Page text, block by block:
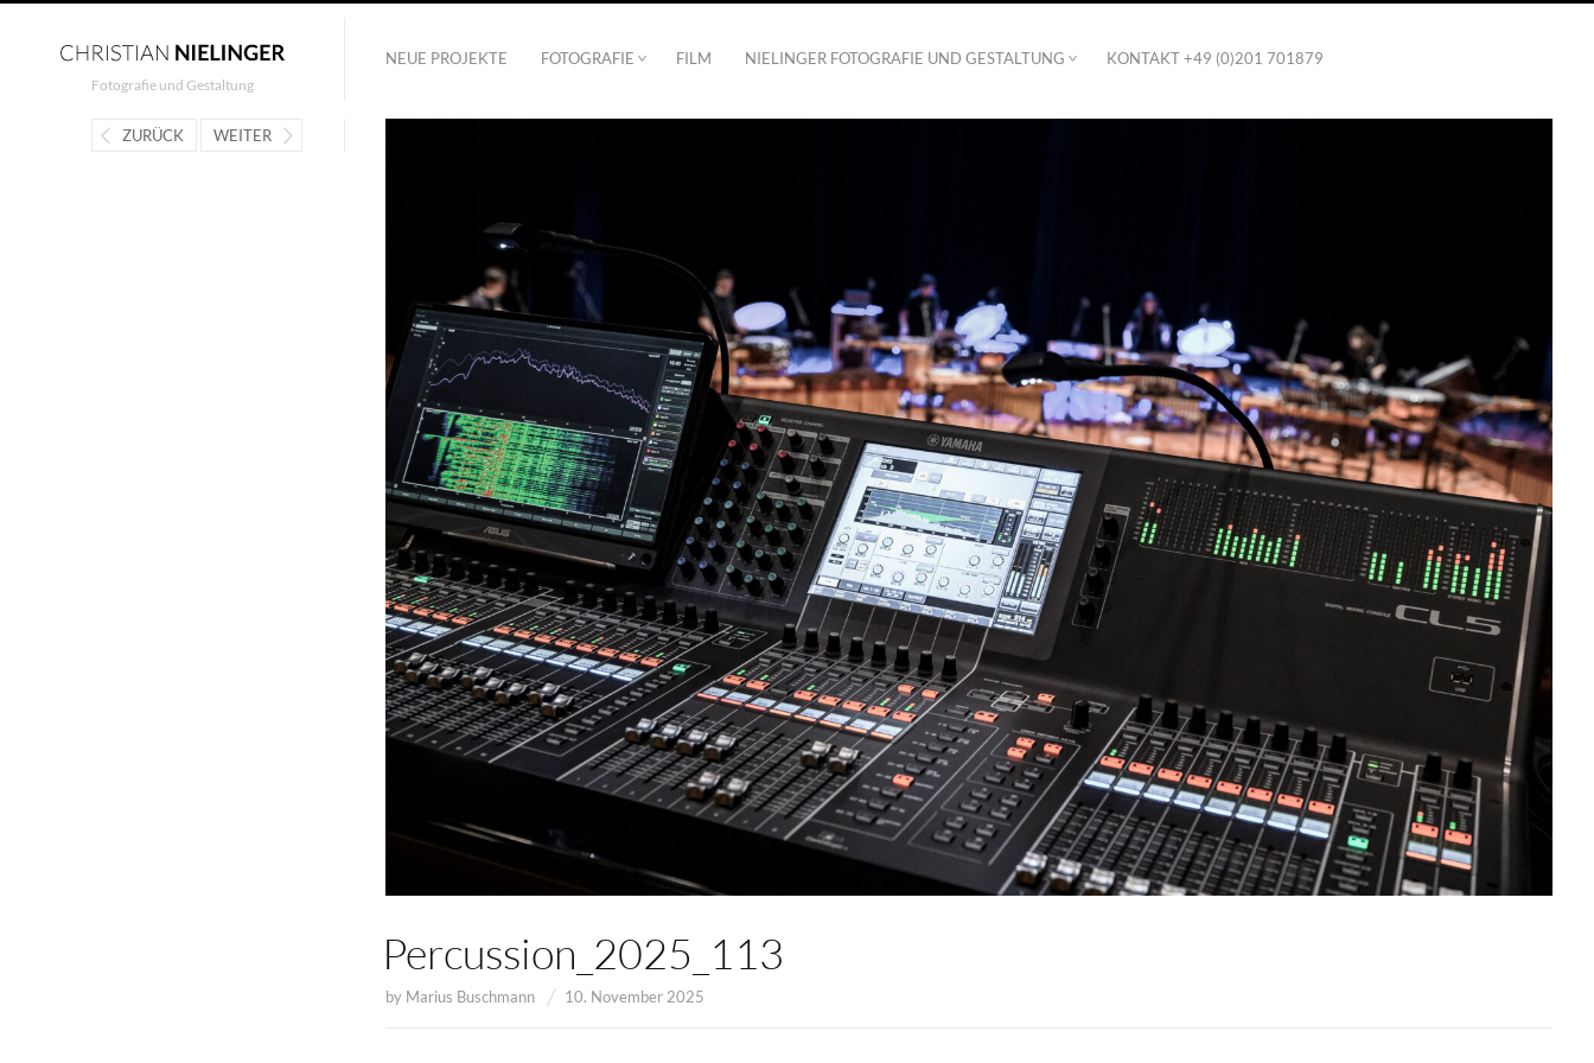
Fotografie und Gestaltung
NEUE PROJEKTE FOTOGRAFIE FILM NIELINGER FOTOGRAFIE UND GESTALTUNG KONTAKT +49 (0)201 701879
Percussion_2025_113
by Marius Buschmann 10. November 2025
ZURÜCK WEITER